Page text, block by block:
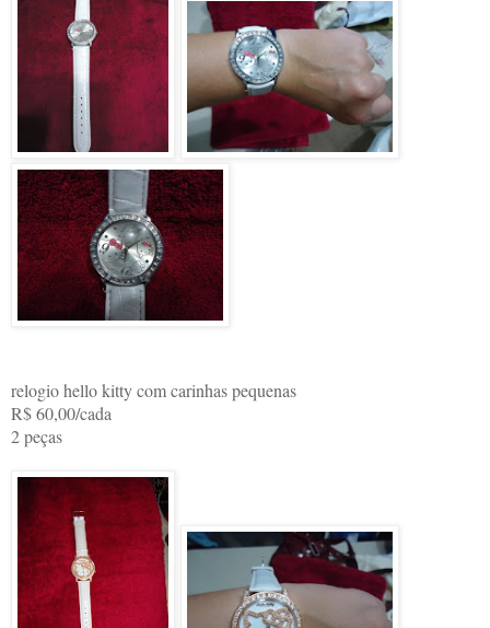
relogio hello kitty com carinhas pequenas
R$ 60,00/cada
2 peças